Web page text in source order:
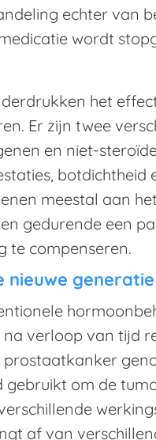
echter van
wordt
het
Er zijn twee
en niet-
botdichtheid
meestal aan
gedurende een
te compenseren.
nieuwe generatie
verloop van tijd
gebruikt om de
af van